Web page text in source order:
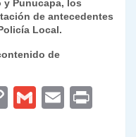
y Punucapa, los
de antecedentes
Local.
de
C
G
E